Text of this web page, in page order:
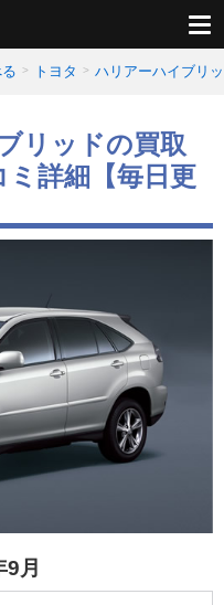
トヨタ ハリアーハイブリ
リッドの買取
詳細【毎日更
月